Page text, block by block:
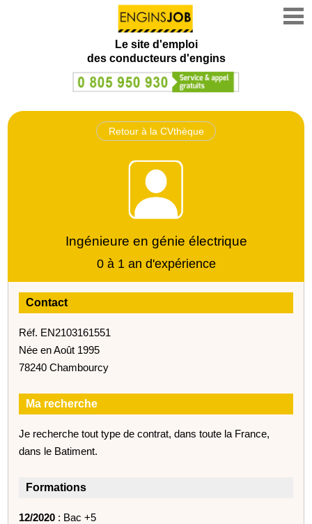
Le site d'emploi
des conducteurs d'engins
Retour à la CVthèque
Ingénieure en génie électrique
0 à 1 an d'expérience
Contact
Réf. EN2103161551
Née en Août 1995
78240 Chambourcy
Ma recherche
Je recherche tout type de contrat, dans toute la France,
dans le Batiment.
Formations
12/2020 : Bac +5